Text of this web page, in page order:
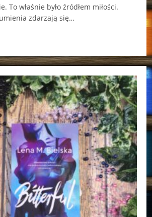
To właśnie było źródłem miłości.
zdarzają się…